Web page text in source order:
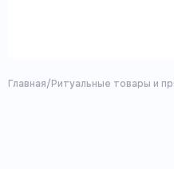
Главная/Ритуальные товары и